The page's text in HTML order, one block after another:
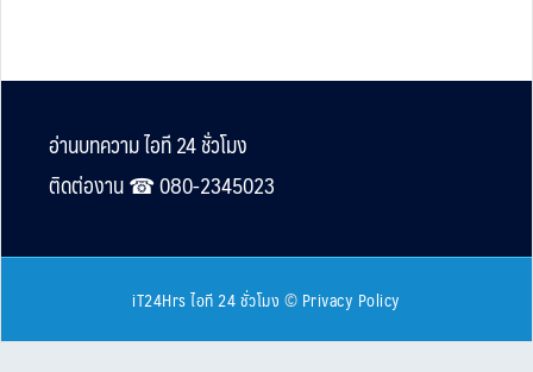
Footer
อ่านบทความ ไอที 24 ชั่วโมง
ติดต่องาน ☎︎ 080-2345023
iT24Hrs ไอที 24 ชั่วโมง © Privacy Policy